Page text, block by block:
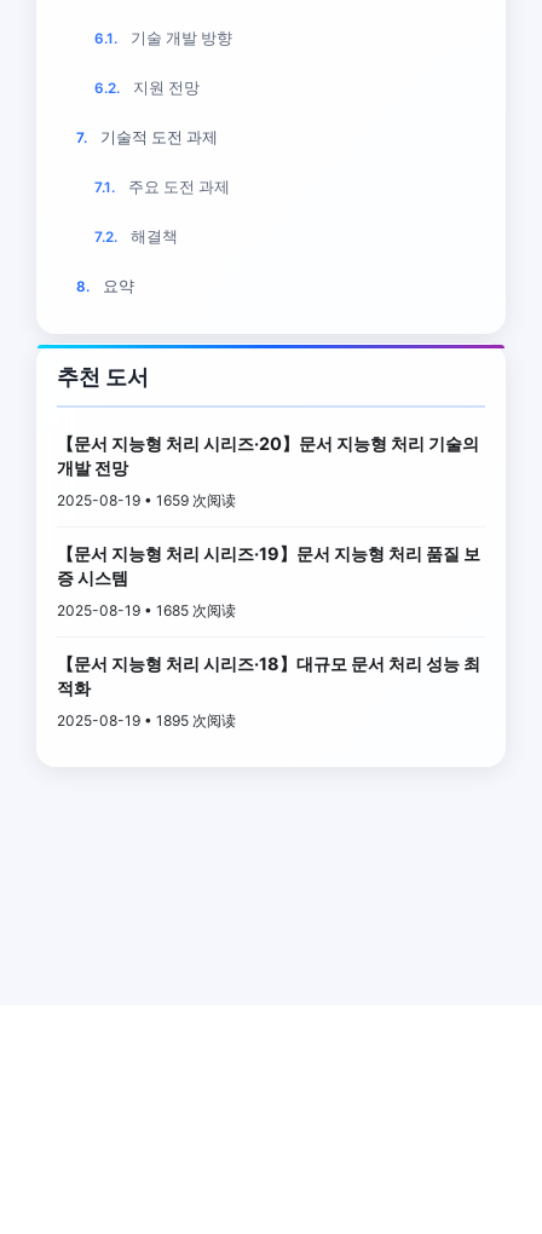
6.1. 기술 개발 방향
6.2. 지원 전망
7. 기술적 도전 과제
7.1. 주요 도전 과제
7.2. 해결책
8. 요약
추천 도서
【문서 지능형 처리 시리즈·20】문서 지능형 처리 기술의
개발 전망
2025-08-19 • 1659 次阅读
【문서 지능형 처리 시리즈·19】문서 지능형 처리 품질 보
증 시스템
2025-08-19 • 1685 次阅读
【문서 지능형 처리 시리즈·18】대규모 문서 처리 성능 최
적화
2025-08-19 • 1895 次阅读